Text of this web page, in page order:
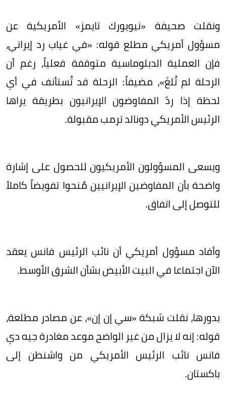
ونقلت صحيفة «نيويورك تايمز» الأمريكية عن
مسؤول أمريكي مطلع قوله: «في غياب رد إيراني،
فإن العملية الدبلوماسية متوقفة فعلياً، رغم أن
الرحلة لم تُلغَ»، مضيفاً: الرحلة قد تُستأنف في أي
لحظة إذا ردّ المفاوضون الإيرانيون بطريقة يراها
الرئيس الأمريكي دونالد ترمب مقبولة.
ويسعى المسؤولون الأمريكيون للحصول على إشارة
واضحة بأن المفاوضين الإيرانيين مُنحوا تفويضاً كاملاً
للتوصل إلى اتفاق.
وأفاد مسؤول أمريكي أن نائب الرئيس فانس يعقد
الآن اجتماعا في البيت الأبيض بشأن الشرق الأوسط.
بدورها، نقلت شبكة «سي إن إن»، عن مصادر مطلعة،
قوله: إنه لا يزال من غير الواضح موعد مغادرة جيه دي
فانس نائب الرئيس الأمريكي من واشنطن إلى
باكستان.